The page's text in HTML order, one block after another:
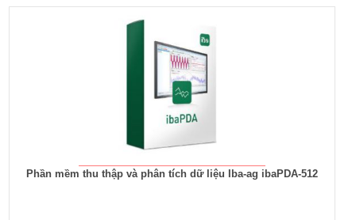
Phần mềm thu thập và phân tích dữ liệu Iba-ag ibaPDA-512